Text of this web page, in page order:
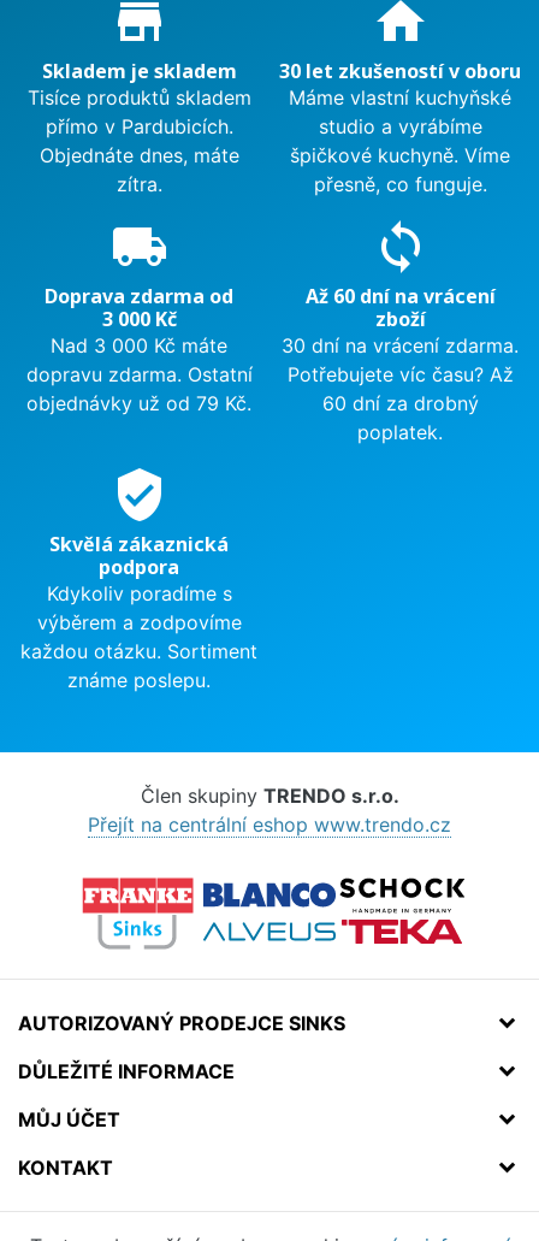
store_mall_directory
Skladem je skladem
Tisíce produktů skladem
přímo v Pardubicích.
Objednáte dnes, máte
zítra.
home
30 let zkušeností v oboru
Máme vlastní kuchyňské
studio a vyrábíme
špičkové kuchyně. Víme
přesně, co funguje.
local_shipping
Doprava zdarma od
3 000 Kč
Nad 3 000 Kč máte
dopravu zdarma. Ostatní
objednávky už od 79 Kč.
sync
Až 60 dní na vrácení
zboží
30 dní na vrácení zdarma.
Potřebujete víc času? Až
60 dní za drobný
poplatek.
verified_user
Skvělá zákaznická
podpora
Kdykoliv poradíme s
výběrem a zodpovíme
každou otázku. Sortiment
známe poslepu.
Člen skupiny TRENDO s.r.o.
Přejít na centrální eshop www.trendo.cz
AUTORIZOVANÝ PRODEJCE SINKS
DŮLEŽITÉ INFORMACE
MŮJ ÚČET
KONTAKT